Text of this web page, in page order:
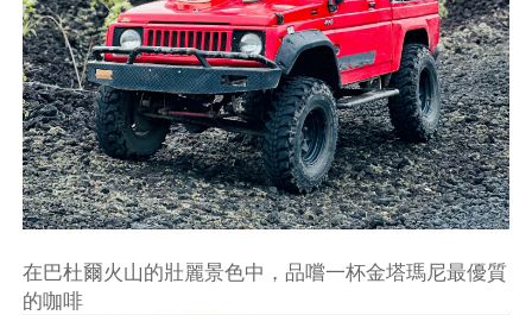
在巴杜爾火山的壯麗景色中，品嚐一杯金塔瑪尼最優質
的咖啡